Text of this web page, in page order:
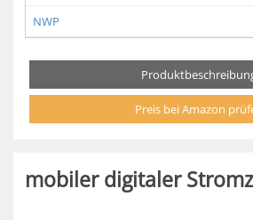
NWP
Preis bei Amazon
mobiler digitaler